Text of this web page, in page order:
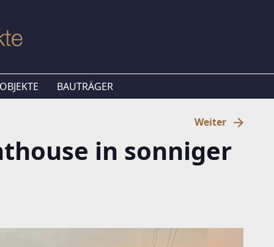
BAUTRÄGER
Weiter
in sonniger